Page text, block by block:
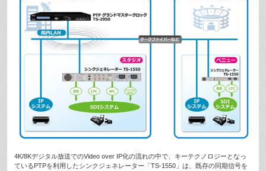
4K/8Kデジタル放送でのVideo over IP化の流れの中で、キーテクノロジーとなっ
ているPTPを利用したシンクジェネレーター「TS-1550」は、既存の同期信号を